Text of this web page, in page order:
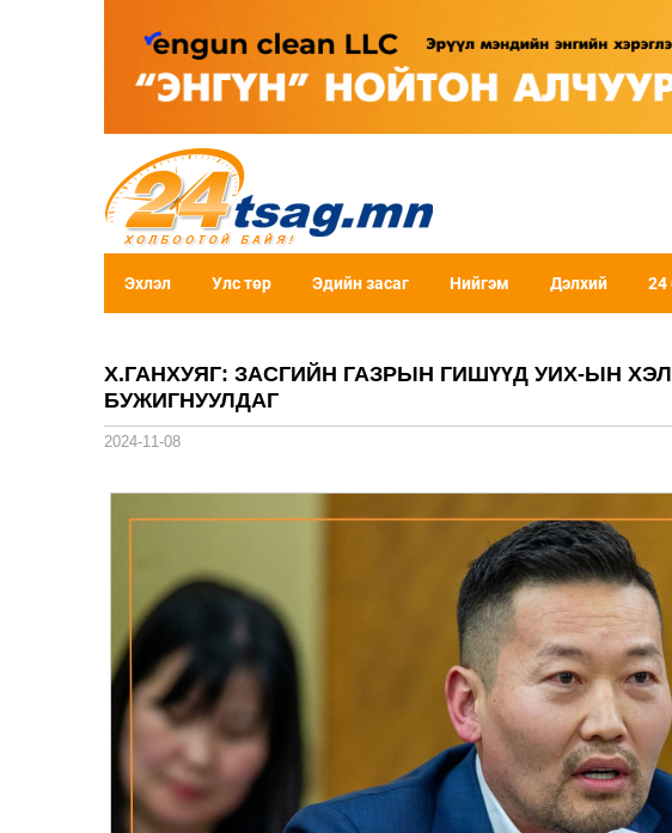
Эхлэл Улс төр Эдийн засаг Нийгэм Дэлхий 24
Х.ГАНХУЯГ: ЗАСГИЙН ГАЗРЫН ГИШҮҮД УИХ-ЫН
БУЖИГНУУЛДАГ
2024-11-08